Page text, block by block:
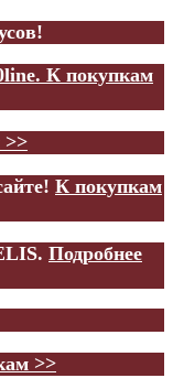
К покупкам
>>
К покупкам
Подробнее
>>